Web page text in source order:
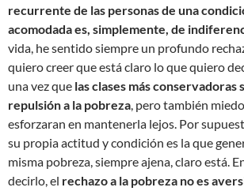
recurrente de las personas de una
acomodada es, simplemente, de
vida, he sentido siempre un profundo
quiero creer que está claro lo que quiero
una vez que las clases más
repulsión a la pobreza, pero también
esforzaran en mantenerla lejos. Por
su propia actitud y condición es la que
misma pobreza, siempre ajena, claro está.
decirlo, el rechazo a la pobreza no es